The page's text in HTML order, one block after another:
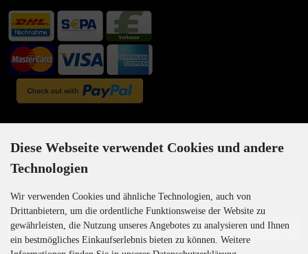
Newsletter-Anmeldung
E-Mail-Adresse:
Diese Webseite verwendet Cookies und andere
Technologien
Wir verwenden Cookies und ähnliche Technologien, auch von
Drittanbietern, um die ordentliche Funktionsweise der Website zu
gewährleisten, die Nutzung unseres Angebotes zu analysieren und Ihnen
ein bestmögliches Einkaufserlebnis bieten zu können. Weitere